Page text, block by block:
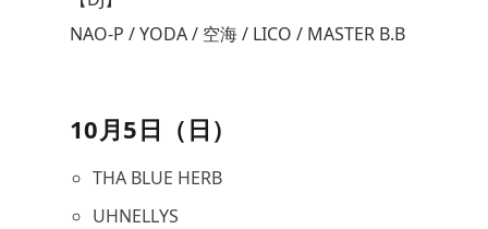
NAO-P / YODA / 空海 / LICO / MASTER B.B
10月5日（日）
THA BLUE HERB
UHNELLYS